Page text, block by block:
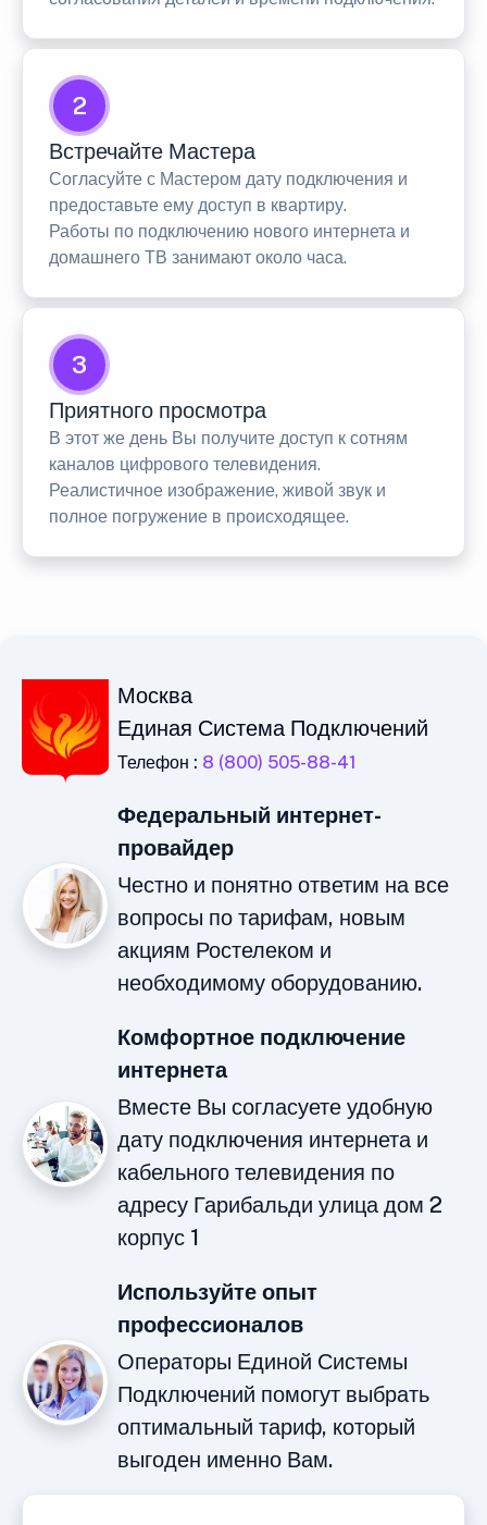
2
Встречайте Мастера
Согласуйте с Мастером дату подключения и
предоставьте ему доступ в квартиру.
Работы по подключению нового интернета и
домашнего ТВ занимают около часа.
3
Приятного просмотра
В этот же день Вы получите доступ к сотням
каналов цифрового телевидения.
Реалистичное изображение, живой звук и
полное погружение в происходящее.
Москва
Единая Система Подключений
Телефон : 8 (800) 505-88-41
Федеральный интернет-
провайдер
Честно и понятно ответим на все
вопросы по тарифам, новым
акциям Ростелеком и
необходимому оборудованию.
Комфортное подключение
интернета
Вместе Вы согласуете удобную
дату подключения интернета и
кабельного телевидения по
адресу Гарибальди улица дом 2
корпус 1
Используйте опыт
профессионалов
Операторы Единой Системы
Подключений помогут выбрать
оптимальный тариф, который
выгоден именно Вам.